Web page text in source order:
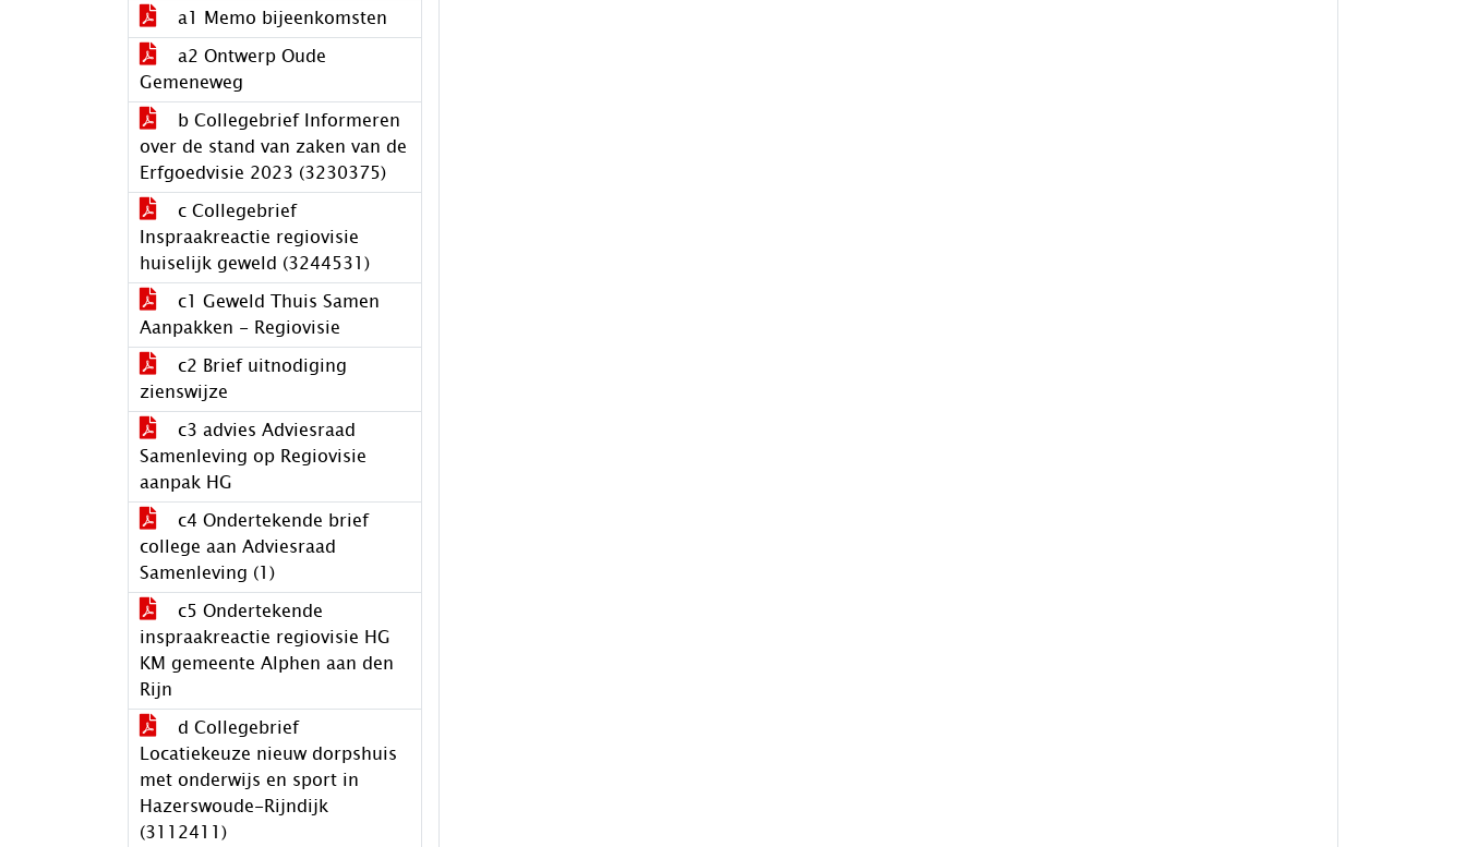
a1 Memo bijeenkomsten
a2 Ontwerp Oude
Gemeneweg
b Collegebrief Informeren
over de stand van zaken van de
Erfgoedvisie 2023 (3230375)
c Collegebrief
Inspraakreactie regiovisie
huiselijk geweld (3244531)
c1 Geweld Thuis Samen
Aanpakken - Regiovisie
c2 Brief uitnodiging
zienswijze
c3 advies Adviesraad
Samenleving op Regiovisie
aanpak HG
c4 Ondertekende brief
college aan Adviesraad
Samenleving (1)
c5 Ondertekende
inspraakreactie regiovisie HG
KM gemeente Alphen aan den
Rijn
d Collegebrief
Locatiekeuze nieuw dorpshuis
met onderwijs en sport in
Hazerswoude-Rijndijk
(3112411)